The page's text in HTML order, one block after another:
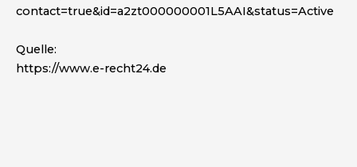
contact=true&id=a2zt000000001L5AAI&status=Active
Quelle:
https://www.e-recht24.de